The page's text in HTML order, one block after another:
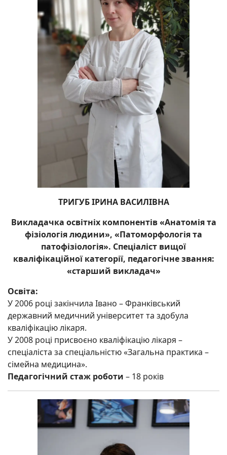
ТРИГУБ ІРИНА ВАСИЛІВНА
Викладачка освітніх компонентів «Анатомія та
фізіологія людини», «Патоморфологія та
патофізіологія». Спеціаліст вищої
кваліфікаційної категорії, педагогічне звання:
«старший викладач»
Освіта:
У 2006 році закінчила Івано – Франківський
державний медичний університет та здобула
кваліфікацію лікаря.
У 2008 році присвоєно кваліфікацію лікаря –
спеціаліста за спеціальністю «Загальна практика –
сімейна медицина».
Педагогічний стаж роботи – 18 років